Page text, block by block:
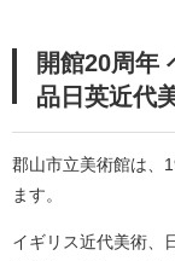
開館20周年
品日英近代
郡山市立美術館は、
ます。
イギリス近代美術、